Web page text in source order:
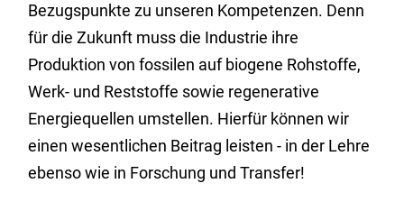
Bezugspunkte zu unseren Kompetenzen. Denn
für die Zukunft muss die Industrie ihre
Produktion von fossilen auf biogene Rohstoffe,
Werk- und Reststoffe sowie regenerative
Energiequellen umstellen. Hierfür können wir
einen wesentlichen Beitrag leisten - in der Lehre
ebenso wie in Forschung und Transfer!